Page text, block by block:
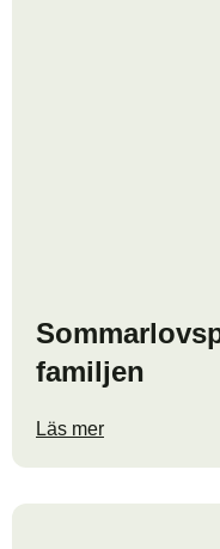
familjen
Läs mer